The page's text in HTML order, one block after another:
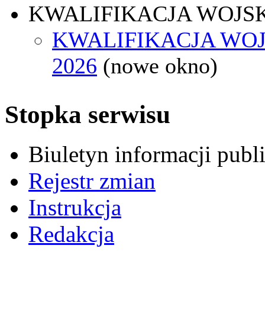
KWALIFIKACJA
KWALIFIKACJA
2026 (nowe okno)
Stopka serwisu
Biuletyn informacji
Rejestr zmian
Instrukcja
Redakcja